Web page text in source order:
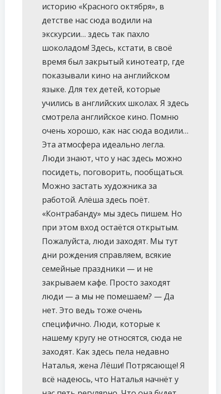
историю «Красного октября», в
детстве нас сюда водили на
экскурсии… здесь так пахло
шоколадом! Здесь, кстати, в своё
время был закрытый кинотеатр, где
показывали кино на английском
языке. Для тех детей, которые
учились в английских школах. Я здесь
смотрела английское кино. Помню
очень хорошо, как нас сюда водили…
Эта атмосфера идеально легла.
Люди знают, что у нас здесь можно
посидеть, поговорить, пообщаться.
Можно застать художника за
работой. Алёша здесь поёт.
«Контрабанду» мы здесь пишем. Но
при этом вход остаётся открытым.
Пожалуйста, люди заходят. Мы тут
дни рождения справляем, всякие
семейные праздники — и не
закрываем кафе. Просто заходят
люди — а мы не помешаем? — Да
нет. Это ведь тоже очень
специфично. Люди, которые к
нашему кругу не относятся, сюда не
заходят. Как здесь пела недавно
Наталья, жена Лёши! Потрясающе! Я
всё надеюсь, что Наталья начнёт у